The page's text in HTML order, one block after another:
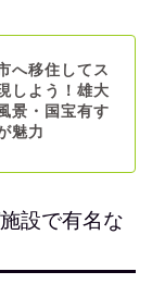
へ移住してス
しよう！雄大
景・国宝有す
魅力
設で有名な